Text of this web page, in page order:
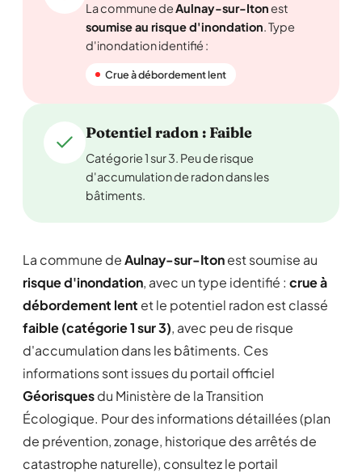
La commune deAulnay-sur-Itonest
soumise au risque d'inondation. Type
d'inondation identifié :
Crue à débordement lent
Potentiel radon : Faible
Catégorie 1 sur 3. Peu de risque
d'accumulation de radon dans les
bâtiments.
La commune deAulnay-sur-Itonest soumise au
risque d'inondation, avec un type identifié : crue à
débordement lent et le potentiel radon est classé
faible (catégorie 1 sur 3), avec peu de risque
d'accumulation dans les bâtiments. Ces
informations sont issues du portail officiel
Géorisquesdu Ministère de la Transition
Écologique. Pour des informations détaillées (plan
de prévention, zonage, historique des arrêtés de
catastrophe naturelle), consultez le portail